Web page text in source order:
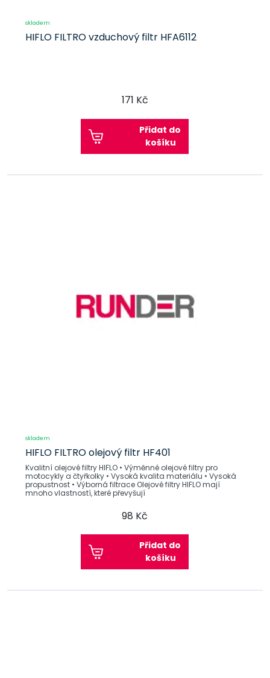
skladem
HIFLO FILTRO vzduchový filtr HFA6112
171 Kč
Přidat do
košíku
skladem
HIFLO FILTRO olejový filtr HF401
Kvalitní olejové filtry HIFLO • Výměnné olejové filtry pro
motocykly a čtyřkolky • Vysoká kvalita materiálu • Vysoká
propustnost • Výborná filtrace Olejové filtry HIFLO mají
mnoho vlastností, které převyšují
98 Kč
Přidat do
košíku